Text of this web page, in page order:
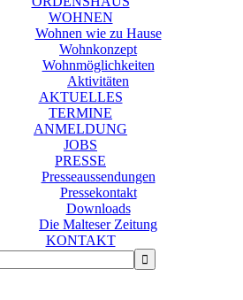
WOHNEN
Wohnen wie zu Hause
Wohnkonzept
Wohnmöglichkeiten
Aktivitäten
AKTUELLES
TERMINE
ANMELDUNG
JOBS
PRESSE
Presseaussendungen
Pressekontakt
Downloads
Die Malteser Zeitung
KONTAKT